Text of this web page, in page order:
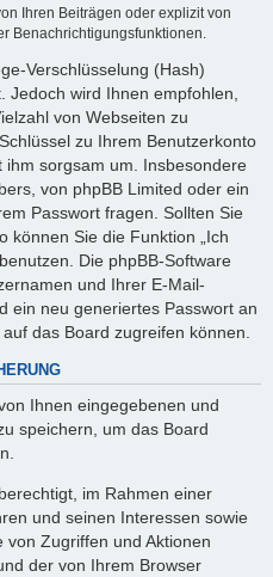
Ihren Beiträgen oder explizit von
Benachrichtigungsfunktionen.
Verschlüsselung (Hash)
wird Ihnen empfohlen,
von Webseiten zu
zu Ihrem Benutzerkonto
sorgsam um. Insbesondere
von phpBB Limited oder ein
Passwort fragen. Sollten Sie
können Sie die Funktion „Ich
Die phpBB-Software
und Ihrer E-Mail-
ein neu generiertes Passwort an
das Board zugreifen können.
Ihnen eingegebenen und
speichern, um das Board
im Rahmen einer
und seinen Interessen sowie
Zugriffen und Aktionen
der von Ihrem Browser